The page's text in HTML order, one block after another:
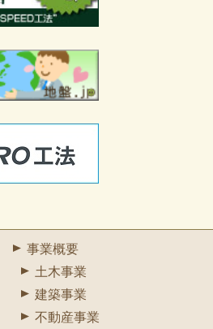
事業概要
土木事業
建築事業
不動産事業